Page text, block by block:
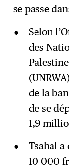
se passe
Selon
des
de la
de se
1,9
Tsahal
10 000